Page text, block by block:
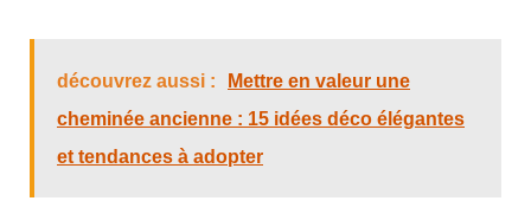
découvrez aussi :
Mettre en valeur une
cheminée ancienne : 15 idées déco élégantes
et tendances à adopter